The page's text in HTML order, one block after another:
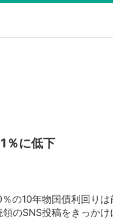
％に低下
の10年物国債利回りは
のSNS投稿をきっか